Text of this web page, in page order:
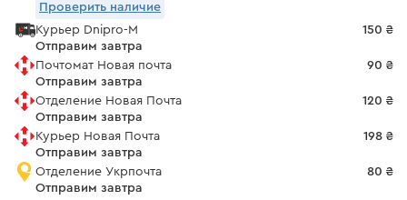
Проверить наличие
Курьер Dnipro-M
Отправим завтра
150 ₴
Почтомат Новая почта
Отправим завтра
90 ₴
Отделение Новая Почта
Отправим завтра
120 ₴
Курьер Новая Почта
Отправим завтра
198 ₴
Отделение Укрпочта
Отправим завтра
80 ₴